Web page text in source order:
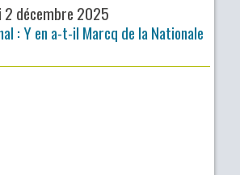
2 décembre 2025
: Y en a-t-il Marcq de la Nationale